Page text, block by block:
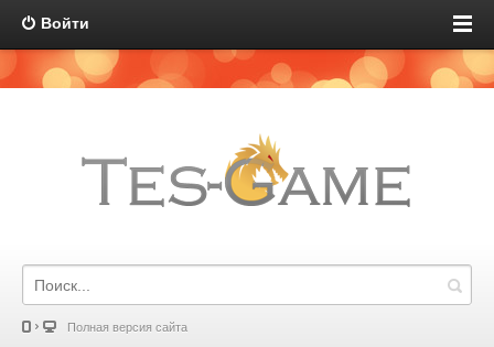
Войти
Полная версия сайта